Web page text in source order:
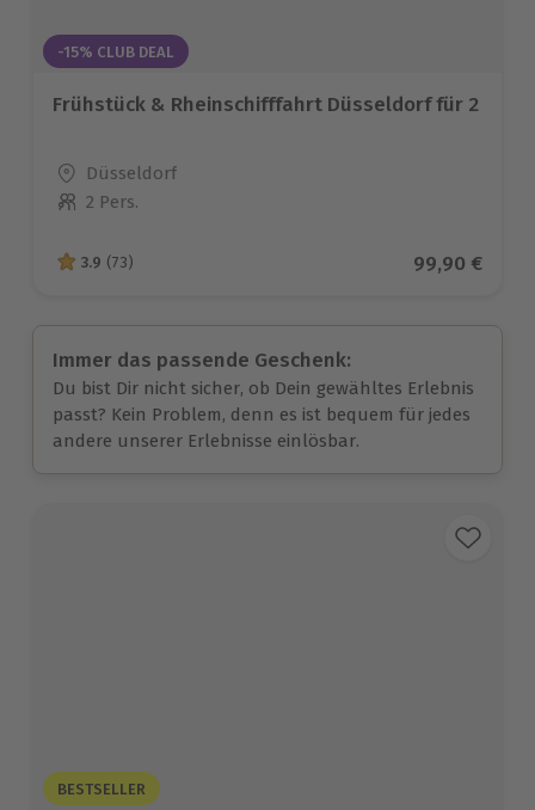
-15% CLUB DEAL
Frühstück & Rheinschifffahrt Düsseldorf für 2
Standort
Düsseldorf
Anzahl der Teilnehmer
2 Pers.
3.9 von 5 Sternen basierend auf 73 Bewertungen
3.9 (73) Aktueller
99,90 €
Immer das passende Geschenk:
Du bist Dir nicht sicher, ob Dein gewähltes Erlebnis
passt? Kein Problem, denn es ist bequem für jedes
andere unserer Erlebnisse einlösbar.
BESTSELLER